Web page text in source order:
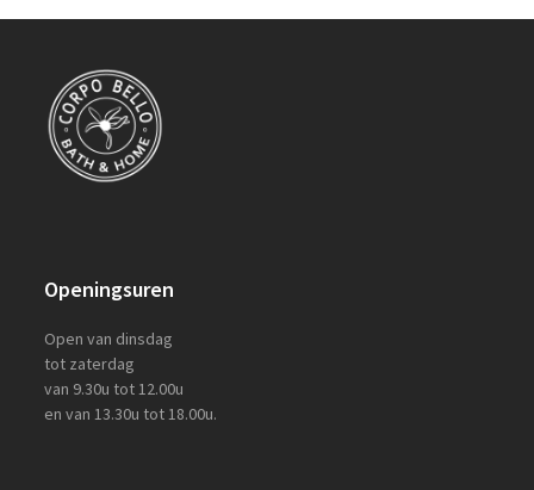
Openingsuren
Open van dinsdag
tot zaterdag
van 9.30u tot 12.00u
en van 13.30u tot 18.00u.